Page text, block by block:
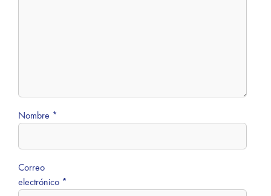
Nombre *
Correo
electrónico *